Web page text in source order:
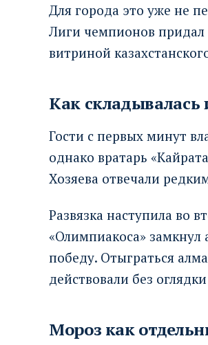
Для города это уже не
Лиги чемпионов придал
витриной
Как складывалась
Гости с первых минут
однако вратарь
Хозяева отвечали
Развязка наступила во
«Олимпиакоса» замкнул
победу. Отыграться
действовали без
Мороз как